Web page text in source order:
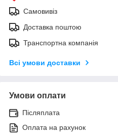
Самовивіз
Доставка поштою
Транспортна компанія
Всі умови доставки
Умови оплати
Післяплата
Оплата на рахунок